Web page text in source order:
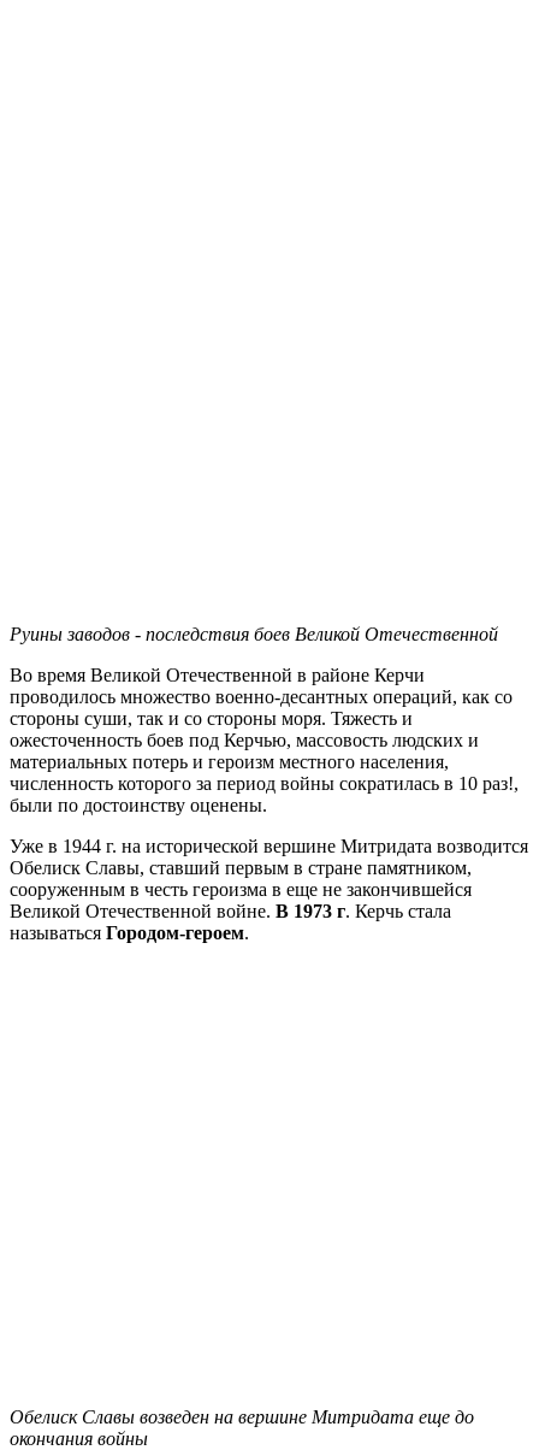
Руины заводов - последствия боев Великой Отечественной
Во время Великой Отечественной в районе Керчи
проводилось множество военно-десантных операций, как со
стороны суши, так и со стороны моря. Тяжесть и
ожесточенность боев под Керчью, массовость людских и
материальных потерь и героизм местного населения,
численность которого за период войны сократилась в 10 раз!,
были по достоинству оценены.
Уже в 1944 г. на исторической вершине Митридата возводится
Обелиск Славы, ставший первым в стране памятником,
сооруженным в честь героизма в еще не закончившейся
Великой Отечественной войне. В 1973 г. Керчь стала
называться Городом-героем.
Обелиск Славы возведен на вершине Митридата еще до
окончания войны